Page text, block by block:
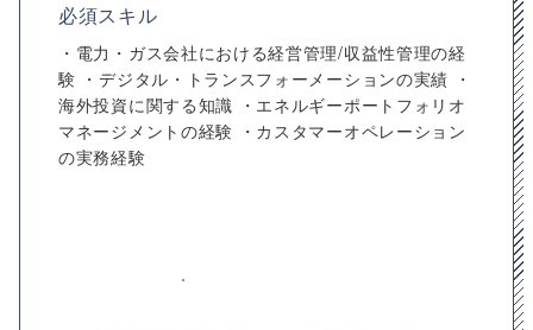
必須スキル
・電力・ガス会社における経営管理/収益性管理の経
験 ・デジタル・トランスフォーメーションの実績 ・
海外投資に関する知識 ・エネルギーポートフォリオ
マネージメントの経験 ・カスタマーオペレーション
の実務経験